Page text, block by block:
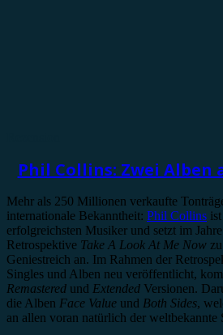
Phil Collins: Zwei Alben
Mehr als 250 Millionen verkaufte
internationale Bekanntheit: Phil Collins
erfolgreichsten Musiker und setzt im
Retrospektive Take A Look At Me Now
Geniestreich an. Im Rahmen der
Singles und Alben neu veröffentlicht,
Remastered und Extended Versionen.
die Alben Face Value und Both Sides,
an allen voran natürlich der